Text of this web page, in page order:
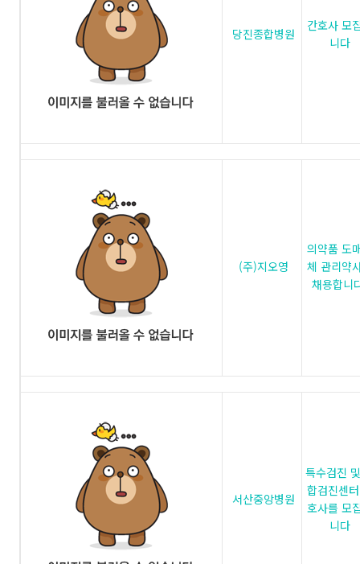
당진종합병원
간호사 모
니다
(주)지오영
의약품 도
체 관리약
채용합니
서산중앙병원
특수검진
합검진센
호사를 모
니다